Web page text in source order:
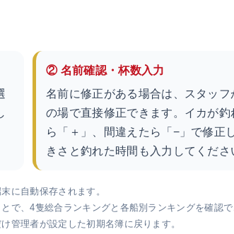
② 名前確認・杯数入力
名前に修正がある場合は、スタッフ
の場で直接修正できます。イカが釣
ら「＋」、間違えたら「−」で修正
きさと釣れた時間も入力してくださ
に自動保存されます。
で、4隻総合ランキングと各船別ランキングを確認で
管理者が設定した初期名簿に戻ります。